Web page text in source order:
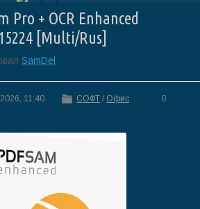
Pro + OCR Enhanced
[Multi/Rus]
SamDel
11:40 СОФТ / Офис
0